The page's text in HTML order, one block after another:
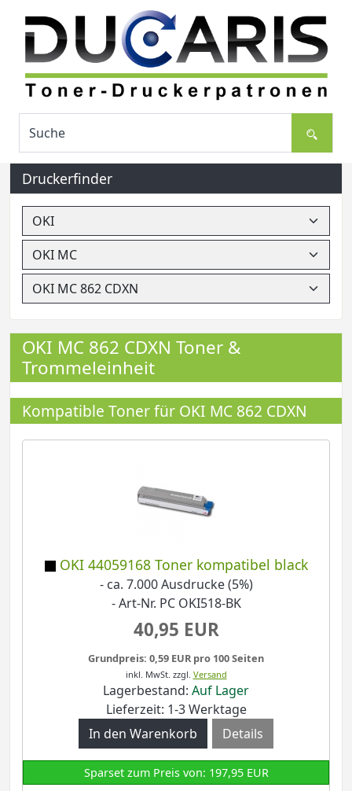
Druckerfinder
OKI MC 862 CDXN Toner &
Trommeleinheit
Kompatible Toner für OKI MC 862 CDXN
OKI 44059168 Toner kompatibel black
- ca. 7.000 Ausdrucke (5%)
- Art-Nr. PC OKI518-BK
40,95 EUR
Grundpreis: 0,59 EUR pro 100 Seiten
inkl. MwSt. zzgl. Versand
Lagerbestand: Auf Lager
Lieferzeit: 1-3 Werktage
Details
Sparset zum Preis von: 197,95 EUR